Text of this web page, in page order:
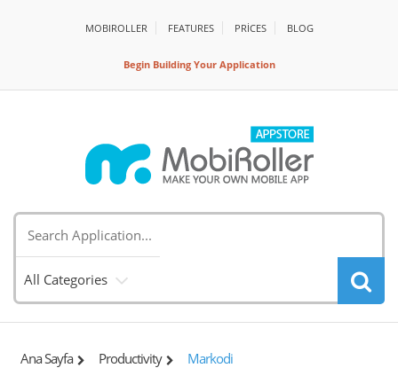
MOBIROLLER FEATURES PRİCES BLOG
Begin Building Your Application
All Categories
Ana Sayfa Productivity Markodi